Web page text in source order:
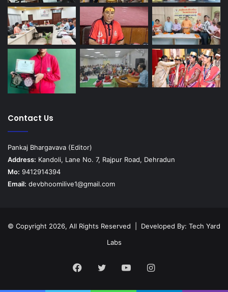
Contact Us
Pankaj Bhargavava (Editor)
Address: Kandoli, Lane No. 7, Rajpur Road, Dehradun
Mo: 9412914394
Email: devbhoomilive1@gmail.com
© Copyright 2026, All Rights Reserved | Developed By: Tech Yard
Labs
Facebook
TwitterYouTubeInstagram